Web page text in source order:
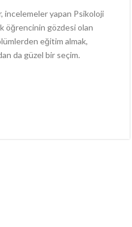
incelemeler yapan Psikoloji
öğrencinin gözdesi olan
eğitim almak,
da güzel bir seçim.